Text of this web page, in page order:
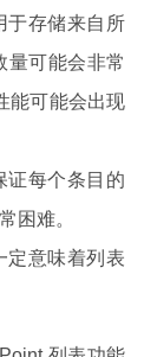
存储来自所
量可能会非常
能可能会出现
每个条目的
困难。
意味着列表